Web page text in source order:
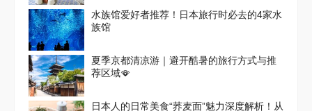
水族馆爱好者推荐！日本旅行时必去的4家水
族馆
夏季京都清凉游｜避开酷暑的旅行方式与推
荐区域🪭
日本人的日常美食“荞麦面”魅力深度解析！从